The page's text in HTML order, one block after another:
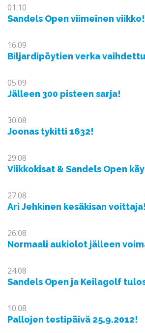
01.10
Sandels Open viimeinen viikko!
16.09
Biljardipöytien verka
05.09
Jälleen 300 pisteen sarja!
30.08
Joonas tykitti 1632!
29.08
Viikkokisat & Sandels Open
27.08
Ari Jehkinen kesäkisan voittaja!
26.08
Normaali aukiolot jälleen
24.08
Sandels Open ja Keilagolf
10.08
Pallojen testipäivä 25.9.2012!